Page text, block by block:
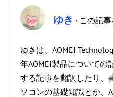
ゆき · この記
ゆきは、AOMEI
年AOMEI製品についての
する記事を翻訳したり、
ソコンの基礎知識とか、